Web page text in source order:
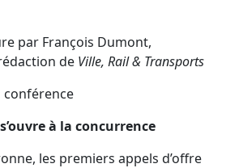
par François Dumont,
de Ville, Rail & Transports
conférence
à la concurrence
les premiers appels d’offre